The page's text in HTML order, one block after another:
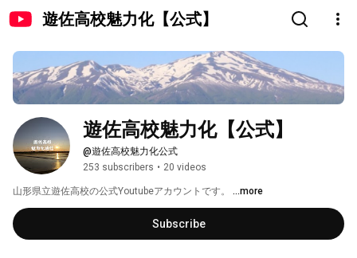
遊佐高校魅力化【公式】
遊佐高校魅力化【公式】
@遊佐高校魅力化公式
253 subscribers • 20 videos
山形県立遊佐高校の公式Youtubeアカウントです。 ...more
Subscribe